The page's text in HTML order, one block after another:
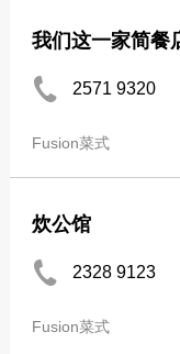
我们这一家简餐
2571 9320
Fusion菜式
炊公馆
2328 9123
Fusion菜式